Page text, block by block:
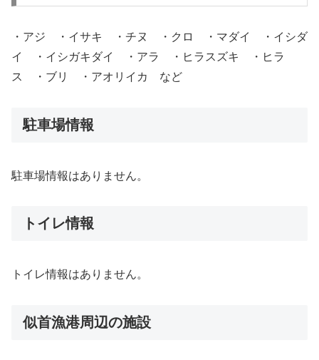
・アジ ・イサキ ・チヌ ・クロ ・マダイ ・イシダ
イ ・イシガキダイ ・アラ ・ヒラスズキ ・ヒラ
ス ・ブリ ・アオリイカ など
駐車場情報
駐車場情報はありません。
トイレ情報
トイレ情報はありません。
似首漁港周辺の施設